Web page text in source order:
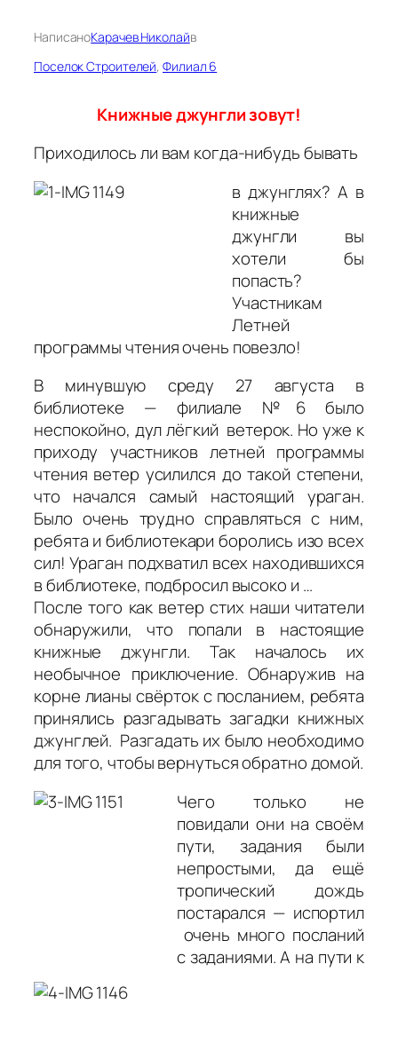
НаписаноКарачев Николайв
Поселок Строителей, Филиал 6
Книжные джунгли зовут!
Приходилось ли вам когда-нибудь бывать
в джунглях? А в
книжные
джунгли вы
хотели бы
попасть?
Участникам
Летней
программы чтения очень повезло!
В минувшую среду 27 августа в
библиотеке — филиале №6 было
неспокойно, дул лёгкий ветерок. Но уже к
приходу участников летней программы
чтения ветер усилился до такой степени,
что начался самый настоящий ураган.
Было очень трудно справляться с ним,
ребята и библиотекари боролись изо всех
сил! Ураган подхватил всех находившихся
в библиотеке, подбросил высоко и …
После того как ветер стих наши читатели
обнаружили, что попали в настоящие
книжные джунгли. Так началось их
необычное приключение. Обнаружив на
корне лианы свёрток с посланием, ребята
принялись разгадывать загадки книжных
джунглей. Разгадать их было необходимо
для того, чтобы вернуться обратно домой.
Чего только не
повидали они на своём
пути, задания были
непростыми, да ещё
тропический дождь
постарался — испортил
очень много посланий
с заданиями. А на пути к